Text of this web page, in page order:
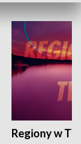
Regiony w